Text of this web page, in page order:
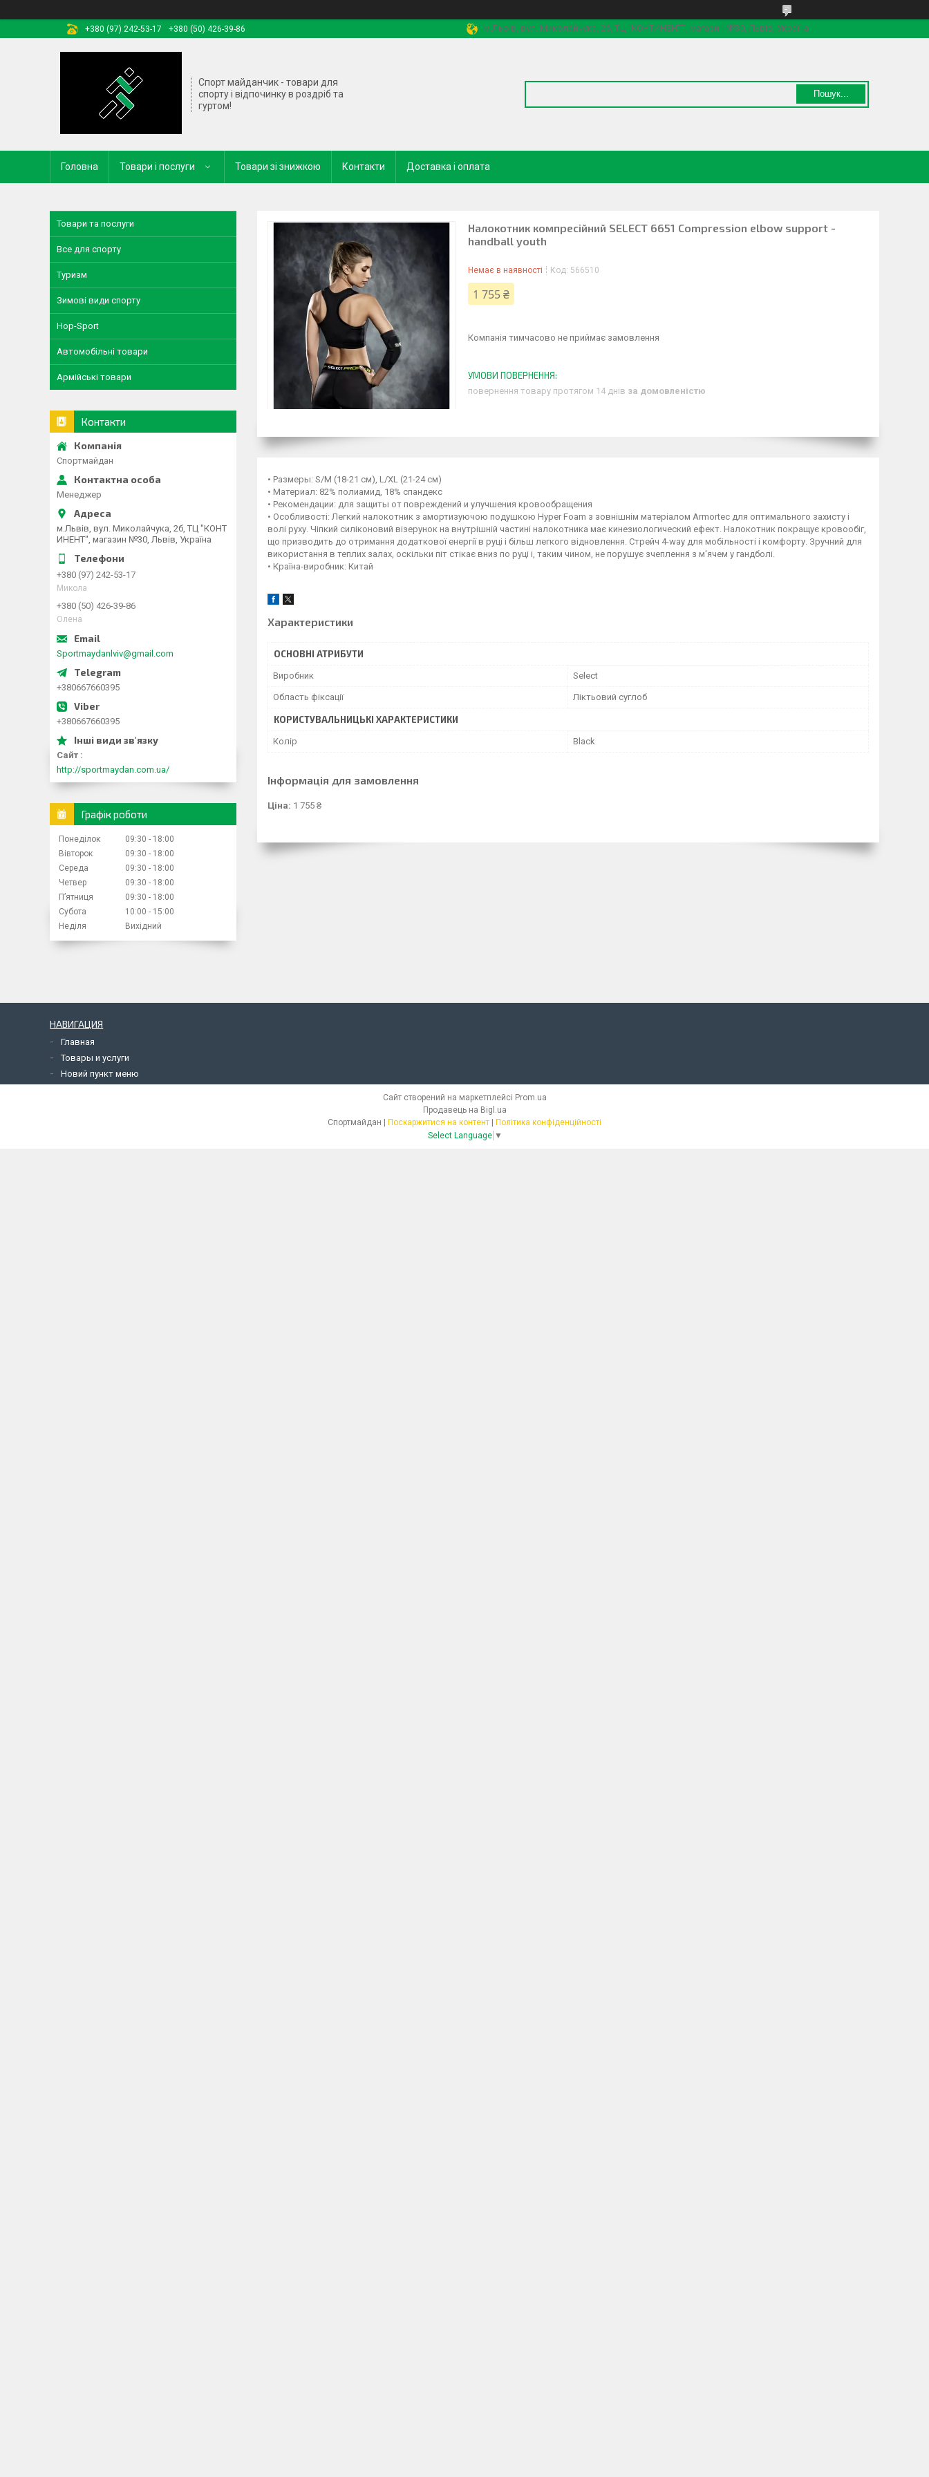
+380 (97) 242-53-17 +380 (50) 426-39-86 м.Львів, вул. Миколайчука, 2б, ТЦ "КОНТИНЕНТ", магазин №30, Львів, Україна
Спорт майданчик - товари для
спорту і відпочинку в роздріб та
гуртом!
Пошук...
Головна Товари і послуги Товари зі знижкою Контакти Доставка і оплата
Налокотник компресійний SELECT 6651 Compression elbow support -
handball youth
Немає в наявності Код: 566510
1 755 ₴
Компанія тимчасово не приймає замовлення
повернення товару протягом 14 днів за домовленістю
• Размеры: S/M (18-21 см), L/XL (21-24 см)
• Материал: 82% полиамид, 18% спандекс
• Рекомендации: для защиты от повреждений и улучшения кровообращения
• Особливості: Легкий налокотник з амортизуючою подушкою Hyper Foam з зовнішнім матеріалом Armortec для оптимального захисту і
волі руху. Чіпкий силіконовий візерунок на внутрішній частині налокотника має кинезиологический ефект. Налокотник покращує кровообіг,
що призводить до отримання додаткової енергії в руці і більш легкого відновлення. Стрейч 4-way для мобільності і комфорту. Зручний для
використання в теплих залах, оскільки піт стікає вниз по руці і, таким чином, не порушує зчеплення з м'ячем у гандболі.
• Країна-виробник: Китай
Характеристики
ОСНОВНІ АТРИБУТИ
Виробник Select
Область фіксації Ліктьовий суглоб
КОРИСТУВАЛЬНИЦЬКІ ХАРАКТЕРИСТИКИ
Колір Black
Інформація для замовлення
Ціна: 1 755 ₴
Товари та послуги
Все для спорту
Туризм
Зимові види спорту
Hop-Sport
Автомобільні товари
Армійські товари
Контакти
Спортмайдан
Менеджер
м.Львів, вул. Миколайчука, 2б, ТЦ "КОНТ
ИНЕНТ", магазин №30, Львів, Україна
+380 (97) 242-53-17
Микола
+380 (50) 426-39-86
Олена
Sportmaydanlviv@gmail.com
+380667660395
+380667660395
Сайт
http://sportmaydan.com.ua/
Графік роботи
Понеділок 09:30
18:00
Вівторок
09:30
18:00
Середа
09:30
18:00
Четвер
09:30
18:00
Пʼятниця
09:30
18:00
Субота
10:00
15:00
Неділя
Вихідний
НАВИГАЦИЯ
Главная
Товары и услуги
Новий пункт меню
Сайт створений на маркетплейсі Prom.ua
Продавець на Bigl.ua
Поскаржитися на контент
Політика конфіденційності
Select Language ▼